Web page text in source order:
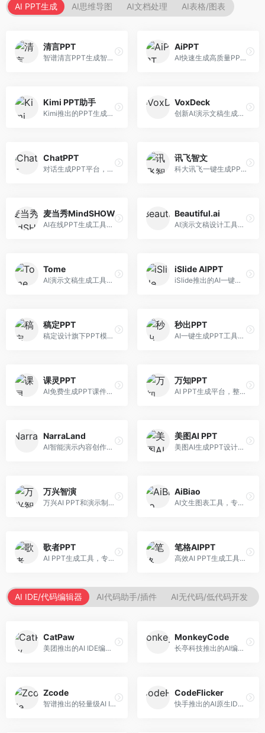
AI PPT生成 AI思维导图 AI文档处理 AI表格/图表
清言PPT
智谱清言PPT生成智能体，基于GLM大模型。面向智谱用户，支持对话生成PPT、内容优化等服务，与智谱生态深度整合。
AiPPT
AI快速生成高质量PPT平台，支持主题定制。面向职场人士和学生，提供一键生成、模板选择、内容优化等服务，PPT制作速度快，设计质量高。
Kimi PPT助手
Kimi推出的PPT生成智能体，整合长文本处理能力。面向职场人士和学生，支持文档解析、PPT生成、内容优化等服务，与Kimi生态深度整合。
VoxDeck
创新AI演示文稿生成工具，支持语音交互创作。面向职场人士，支持语音输入、PPT生成、内容优化等功能，语音创作体验便捷。
ChatPPT
对话生成PPT平台，支持自然语言交互创作。面向职场人士和教育工作者，通过对话方式完成PPT制作，交互体验友好，创作过程直观。
讯飞智文
科大讯飞一键生成PPT和Word工具，整合语音技术。面向职场人士，支持语音输入、文档生成、格式调整等功能，办公效率显著提升。
麦当秀MindSHOW
AI在线PPT生成工具，支持思维导图转PPT。面向职场人士，提供思维导图导入、PPT生成、模板选择等服务，思维导图转PPT效率高。
Beautiful.ai
AI演示文稿设计工具，专注于自动化设计排版。面向职场人士，提供智能排版、模板选择、设计优化等服务，设计美观度高。
Tome
AI演示文稿生成工具，专注于故事化演示创作。面向创业者和营销人员，提供故事叙述、视觉设计、内容生成等服务，演示文稿叙事性强。
iSlide AIPPT
iSlide推出的AI一键设计精美PPT工具。面向PPT设计用户，提供模板库、内容生成、设计优化等服务，与iSlide插件深度整合。
稿定PPT
稿定设计旗下PPT模板资源库，整合AI生成功能。面向设计师和职场人士，提供海量PPT模板、AI内容生成等服务，模板质量高。
秒出PPT
AI一键生成PPT工具，专注于快速演示文稿制作。面向职场人士，支持主题输入、内容生成、模板套用等功能，PPT生成速度快，适合紧急制作场景。
课灵PPT
AI免费生成PPT课件平台，专注于教育场景。面向教师和教育工作者，提供课件生成、教学设计、模板选择等服务，教育适配性强。
万知PPT
AI PPT生成平台，整合知识库与创作功能。面向职场人士，支持内容检索、PPT生成、设计优化等服务，知识整合能力强。
NarraLand
AI智能演示内容创作平台，专注于叙事演示。面向内容创作者，提供故事创作、演示生成、动画设计等服务，演示内容生动有趣。
美图AI PPT
美图AI生成PPT设计工具，整合图像处理能力。面向设计师和职场人士，提供PPT生成、图片美化、设计优化等服务，视觉设计美观。
万兴智演
万兴AI PPT和演示制作软件，整合视频演示功能。面向职场人士和教育工作者，提供PPT生成、演示录制、视频制作等服务，演示功能完善。
AiBiao
AI文生图表工具，专注于数据可视化展示。面向数据分析师和职场人士，提供图表生成、数据可视化、PPT嵌入等服务，数据展示专业。
歌者PPT
AI PPT生成工具，专注于演示文稿智能创作。面向职场人士，支持主题输入、内容生成、设计美化等功能，PPT制作效率高。
笔格AIPPT
高效AI PPT生成工具，专注于演示文稿智能创作。面向职场人士，支持主题输入、内容生成、设计美化等功能，PPT制作效率高。
AI IDE/代码编辑器 AI代码助手/插件 AI无代码/低代码开发
CatPaw
美团推出的AI IDE编程工具，专注于本地开发生态。面向开发者，提供智能代码补全、代码生成、项目管理等服务，本地开发体验好。
MonkeyCode
长亭科技推出的AI编程助手，专注于安全开发。面向开发者，提供代码生成、安全检测、漏洞修复等服务，安全开发能力强。
Zcode
智谱推出的轻量级AI IDE，基于GLM模型。面向开发者，提供智能代码补全、代码生成、错误检测等服务，中文编程支持好。
CodeFlicker
快手推出的AI原生IDE，专注于短视频相关开发。面向快手生态开发者，提供代码生成、调试辅助等服务，与快手开发生态深度整合。